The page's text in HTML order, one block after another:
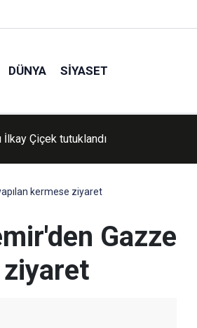
DÜNYA SIYASET
piknikte buluştu
kermese ziyaret
Gazze
ziyaret